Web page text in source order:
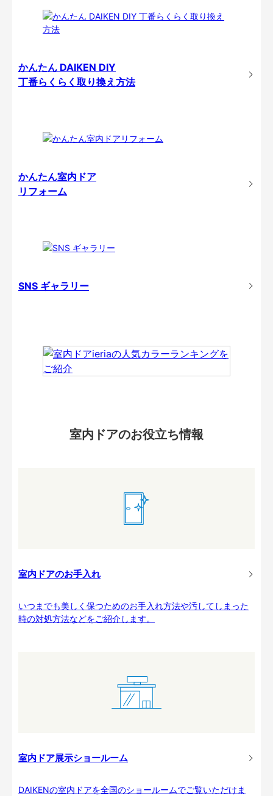
かんたん DAIKEN DIY
丁番らくらく取り換え方法
かんたん室内ドア
リフォーム
SNS ギャラリー
室内ドアのお役立ち情報
室内ドアのお手入れ
いつまでも美しく保つためのお手入れ方法や汚してしまった
時の対処方法などをご紹介します。
室内ドア展示ショールーム
DAIKENの室内ドアを全国のショールームでご覧いただけま